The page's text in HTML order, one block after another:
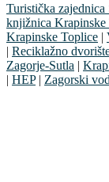
Turistička zajednica
knjižnica Krapinske
Krapinske Toplice
Reciklažno
Zagorje-Sutla
HEP| Zagorski